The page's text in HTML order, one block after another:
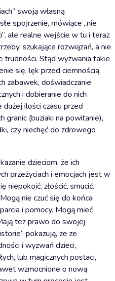
swoją własną
spojrzenie, mówiące „nie
ale realne wejście w tu i teraz
szukające rozwiązań, a nie
trudności. Stąd wyzwania takie
się, lęk przed ciemnością,
zabawek, doświadczanie
i dobieranie do nich
ilości czasu przed
granic (buziaki na powitanie),
czy niechęć do zdrowego
dzieciom, że ich
przeżyciach i emocjach jest w
niepokoić, złościć, smucić.
nie czuć się do końca
i pomocy. Mogą mieć
też prawo do swojej
pokazują, że ze
i wyzwań dzieci,
lub magicznych postaci,
wzmocnione o nową